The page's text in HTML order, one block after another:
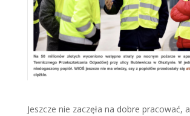
Jeszcze nie zaczęła na dobre pracować,